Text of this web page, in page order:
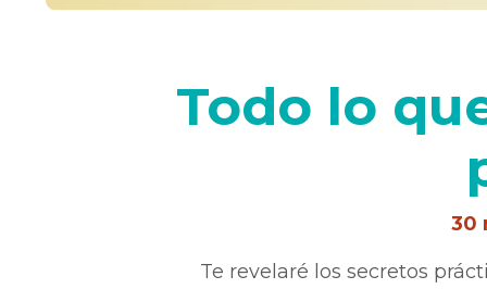
Todo lo
30
Te revelaré los secretos